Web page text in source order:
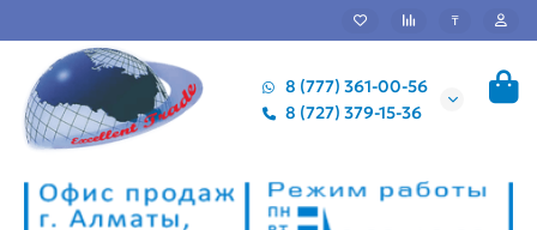
₸
8 (777) 361-00-56
8 (727) 379-15-36